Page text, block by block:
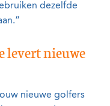
dezelfde
levert nieuwe
nieuwe golfers